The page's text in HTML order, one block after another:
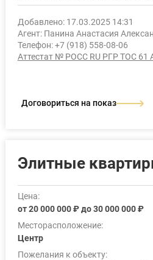
Добавлено: 17.03.2025 14:31
Агент: Панина Анастасия
Телефон: +7 (918) 558-08-06
Аттестат № РОСС RU РГР ТОС 61
Договориться на показ
Элитные
Цена:
от 20 000 000 ₽ до 30 000 000 ₽
Месторасположение:
Центр
Пожелания к объекту: